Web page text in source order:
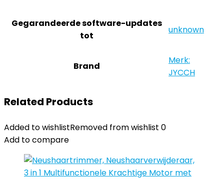
Gegarandeerde software-updates
tot
‎unknown
Brand
Merk:
JYCCH
Related Products
Added to wishlistRemoved from wishlist 0
Add to compare